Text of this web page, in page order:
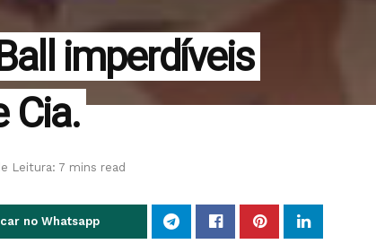
imperdíveis
Cia.
Leitura: 7 mins read
no Whatsapp